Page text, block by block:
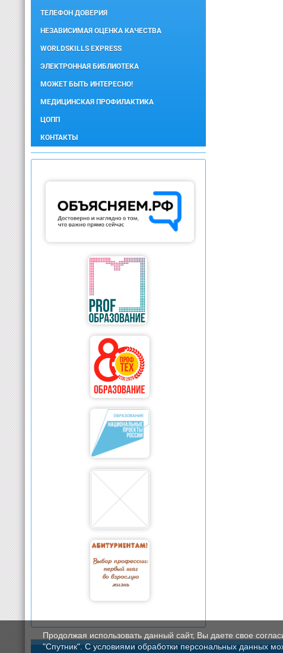
ТЕЛЕФОН ДОВЕРИЯ
НЕЗАВИСИМАЯ ОЦЕНКА КАЧЕСТВА
WORLDSKILLS EXPRESS
ЭЛЕКТРОННАЯ БИБЛИОТЕКА
МОЖЕТ БЫТЬ ИНТЕРЕСНО!
МЕДИЦИНСКАЯ ПРОФИЛАКТИКА
ЦОПП
КОНТАКТЫ
Продолжая использовать данный сайт, Вы даете свое
"Спутник". С условиями обработки персональных данных